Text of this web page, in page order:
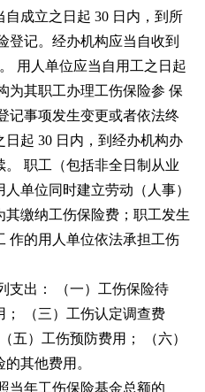
自成立之日起 30 日内，到所
登记。经办机构应当自收到
用人单位应当自用工之日起
为其职工办理工伤保险参 保
记事项发生变更或者依法终
日起 30 日内，到经办机构办
。 职工（包括非全日制从业
单位同时建立劳动（人事）
缴纳工伤保险费；职工发生
作的用人单位依法承担工伤
支出：
（一）工伤保险待
；
（三）工伤认定调查费
（五）工伤预防费用；
（六）
其他费用。
当年工伤保险基金总额的